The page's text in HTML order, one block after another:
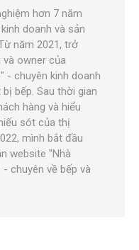
hơn 7 năm
doanh và sản
năm 2021, trở
owner của
- chuyên kinh doanh
bếp. Sau thời gian
hàng và hiểu
sót của thị
mình bắt đầu
website "Nhà
- chuyên về bếp và